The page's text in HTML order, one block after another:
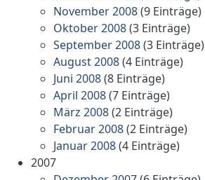
November 2008(9 Einträge)
Oktober 2008(3 Einträge)
September 2008(3 Einträge)
August 2008(4 Einträge)
Juni 2008(8 Einträge)
April 2008(7 Einträge)
März 2008(2 Einträge)
Februar 2008(2 Einträge)
Januar 2008(4 Einträge)
2007